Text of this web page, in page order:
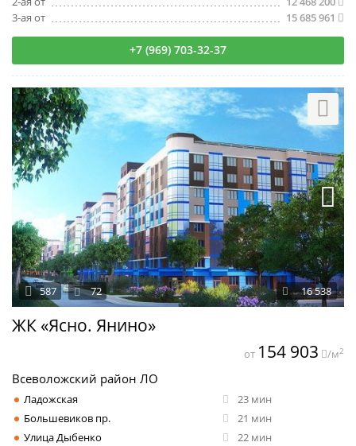
3-ая от
15 685 961
+7 (969) 703-32-37
ЖК «Ясно. Янино»
16 538
587 72
Всеволожский район ЛО
Ладожская
23 мин
Большевиков пр.
21 мин
Улица Дыбенко
22 мин
от 154 903 /м2